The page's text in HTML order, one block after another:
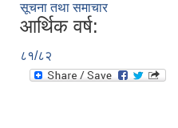
सूचना तथा समाचार
आर्थिक वर्ष:
८१/८२